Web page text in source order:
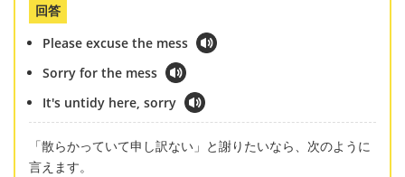
回答
Please excuse the mess
Sorry for the mess
It's untidy here, sorry
「散らかっていて申し訳ない」と謝りたいなら、次のように
言えます。